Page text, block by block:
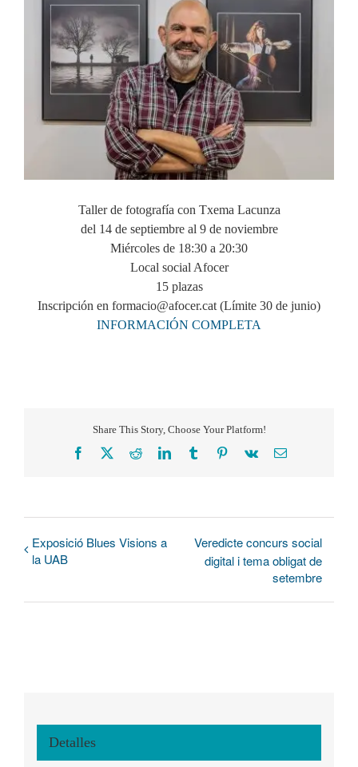
Taller de fotografía con Txema Lacunza
del 14 de septiembre al 9 de noviembre
Miércoles de 18:30 a 20:30
Local social Afocer
15 plazas
Inscripción en formacio@afocer.cat (Límite 30 de junio)
INFORMACIÓN COMPLETA
Share This Story, Choose Your Platform!
Facebook
X RedditLinkedInTumblrPinterest
Vk
Correo
Exposició Blues Visions a
la UAB
Veredicte concurs social
digital i tema obligat de
setembre
Detalles